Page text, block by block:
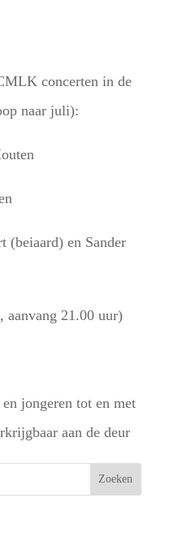
concerten in de
naar juli):
(beiaard) en Sander
aanvang 21.00 uur)
jongeren tot en met
aan de deur